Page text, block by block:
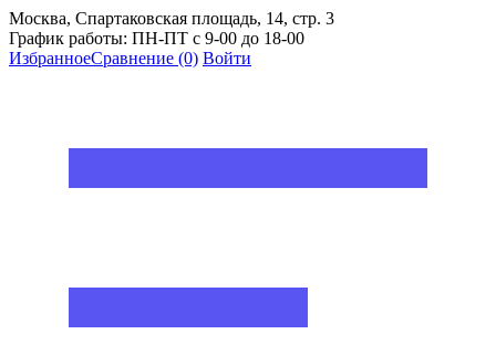
Москва, Спартаковская площадь, 14, стр. 3
График работы: ПН-ПТ с 9-00 до 18-00
ИзбранноеСравнение (0) Войти